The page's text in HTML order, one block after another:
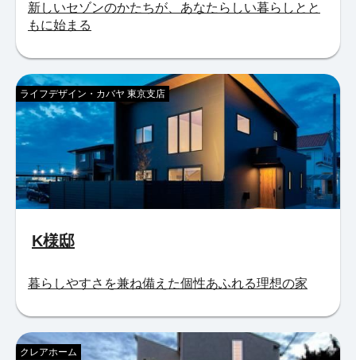
新しいセゾンのかたちが、あなたらしい暮らしとと
もに始まる
K様邸
ライフデザイン・カバヤ 東京支店
暮らしやすさを兼ね備えた個性あふれる理想の家
クレアホーム